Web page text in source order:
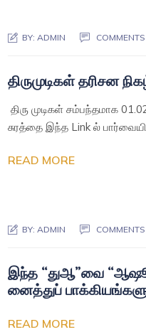
BY:ADMIN
திருமுடிகள் தரிசன
திரு முடிகள் சம்பந்தமாக
சுரத்தை இந்த Link ல்
READ MORE
BY:ADMIN
இந்த “துஆ”வை
னைத்துப்
READ MORE